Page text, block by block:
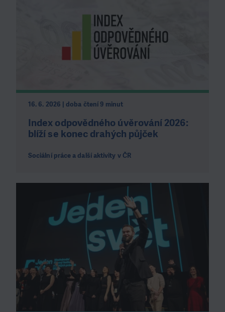
16. 6. 2026 | doba čtení 9 minut
Index odpovědného úvěrování 2026:
blíží se konec drahých půjček
Sociální práce a další aktivity v ČR